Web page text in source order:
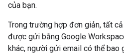
của bạn.
Trong trường hợp đơn giản, tất
được gửi bằng Google
khác, người gửi email có thể bao